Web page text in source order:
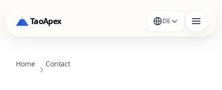
TaoApex DE
Home Contact